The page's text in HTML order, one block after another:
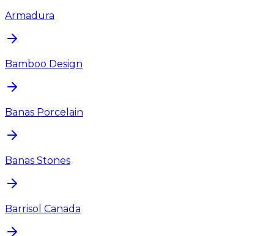
Armadura
Bamboo Design
Banas Porcelain
Banas Stones
Barrisol Canada